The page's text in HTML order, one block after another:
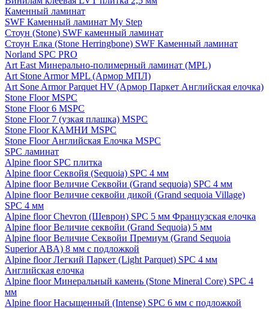
Каменный ламинат
SWF Каменный ламинат My Step
Стоун (Stone) SWF каменный ламинат
Стоун Елка (Stone Herringbone) SWF Каменный ламинат
Norland SPC PRO
Art East Минерально-полимерный ламинат (MPL)
Art Stone Armor MPL (Армор МПЛ)
Art Sone Armor Parquet HV (Армор Паркет Английская елочка)
Stone Floor MSPC
Stone Floor 6 MSPC
Stone Floor 7 (узкая плашка) MSPC
Stone Floor КАМНИ MSPC
Stone Floor Английская Елочка MSPC
SPC ламинат
Alpine floor SPC плитка
Alpine floor Секвойя (Sequoia) SPC 4 мм
Alpine floor Величие Секвойи (Grand sequoia) SPC 4 мм
Alpine floor Величие секвойи дикой (Grand sequoia Village)
SPC 4 мм
Alpine floor Chevron (Шеврон) SPC 5 мм Французская елочка
Alpine floor Величие секвойи (Grand Sequoia) 5 мм
Alpine floor Величие Секвойи Премиум (Grand Sequoia
Superior ABA) 8 мм с подложкой
Alpine floor Легкий Паркет (Light Parquet) SPC 4 мм
Английская елочка
Alpine floor Минеральный камень (Stone Mineral Core) SPC 4
мм
Alpine floor Насыщенный (Intense) SPC 6 мм с подложкой